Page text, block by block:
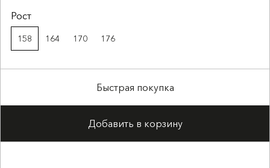
Рост
158 164 170 176
Быстрая покупка
Добавить в корзину